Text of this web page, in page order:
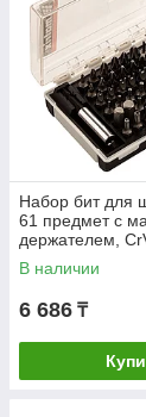
Набор бит для
61 предмет с
держателем,
В наличии
6 686 ₸